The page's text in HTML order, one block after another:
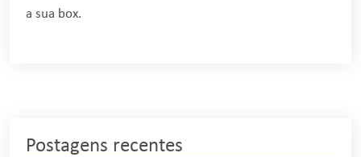
a sua box.
Postagens recentes